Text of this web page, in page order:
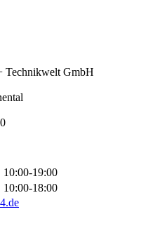
Technikwelt GmbH
10:00-19:00
10:00-18:00